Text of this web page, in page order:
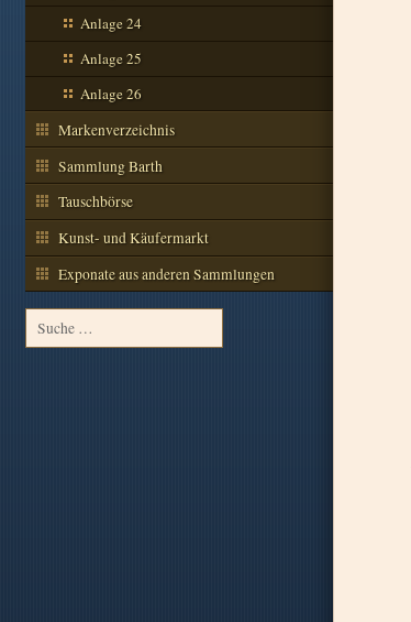
Anlage 24
Anlage 25
Anlage 26
Markenverzeichnis
Sammlung Barth
Tauschbörse
Kunst- und Käufermarkt
Exponate aus anderen Sammlungen